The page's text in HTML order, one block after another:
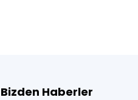
Bizden Haberler